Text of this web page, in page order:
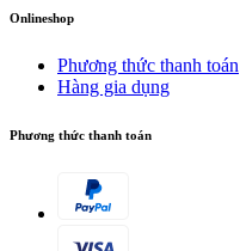
Onlineshop
Phương thức thanh toán
Hàng gia dụng
Phương thức thanh toán